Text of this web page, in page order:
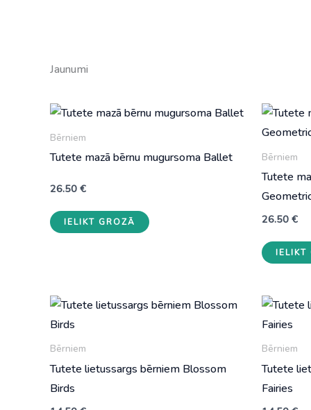
Jaunumi
Bērniem
Tutete mazā bērnu mugursoma Ballet
26.50 €
IELIKT GROZĀ
Bērniem
Tutete
26.50 €
IELIKT
Bērniem
Tutete lietussargs bērniem Blossom
Birds
Bērniem
Tutete
Fairies